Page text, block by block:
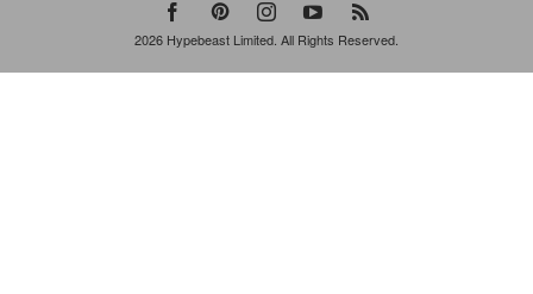
2026 Hypebeast Limited. All Rights Reserved.